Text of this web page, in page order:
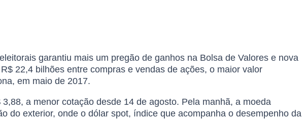
garantiu mais um pregão de ganhos na Bolsa de Valores e nova
22,4 bilhões entre compras e vendas de ações, o maior valor
em maio de 2017.
a menor cotação desde 14 de agosto. Pela manhã, a moeda
do exterior, onde o dólar spot, índice que acompanha o desempenho da